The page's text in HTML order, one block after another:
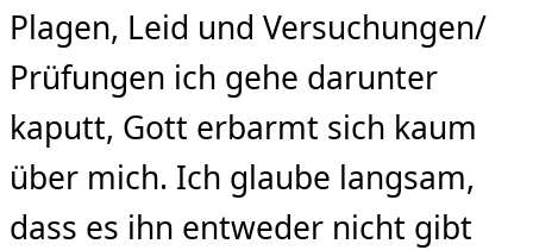
Plagen, Leid und Versuchungen/
Prüfungen ich gehe darunter
kaputt, Gott erbarmt sich kaum
über mich. Ich glaube langsam,
dass es ihn entweder nicht gibt